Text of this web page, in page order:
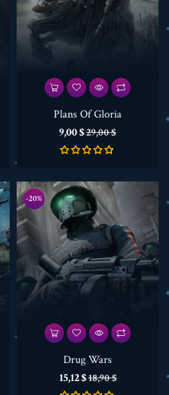
Plans Of Gloria
Preis
9,00 $Verkaufspreis
29,00 $
-20%
Drug Wars
Preis
15,12 $Verkaufspreis
18,90 $